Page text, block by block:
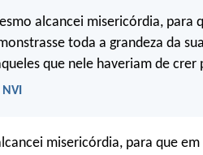
alcancei misericórdia, para
toda a grandeza da
que nele haveriam de crer
misericórdia, para que